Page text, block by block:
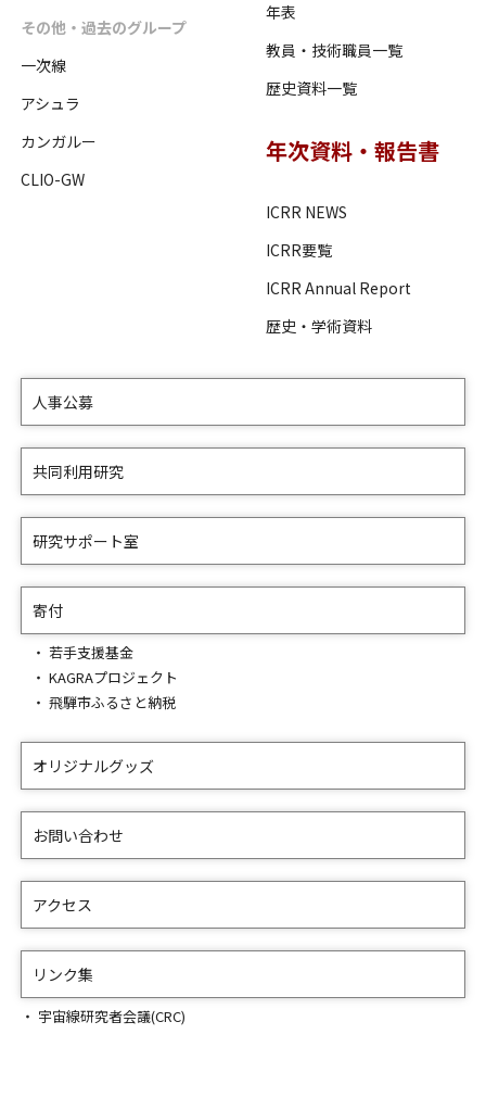
その他・過去のグループ
一次線
アシュラ
カンガルー
CLIO-GW
年表
教員・技術職員一覧
歴史資料一覧
年次資料・報告書
ICRR NEWS
ICRR要覧
ICRR Annual Report
歴史・学術資料
人事公募
共同利用研究
研究サポート室
寄付
若手支援基金
KAGRAプロジェクト
飛騨市ふるさと納税
オリジナルグッズ
お問い合わせ
アクセス
リンク集
宇宙線研究者会議(CRC)